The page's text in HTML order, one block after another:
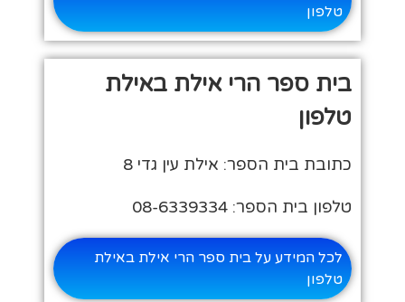
טלפון
בית ספר הרי אילת באילת
טלפון
כתובת בית הספר: אילת עין גדי 8
טלפון בית הספר: 08-6339334
לכל המידע על בית ספר הרי אילת באילת
טלפון